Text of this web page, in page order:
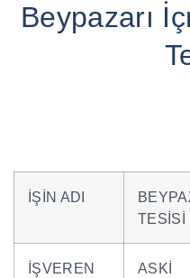
Beypazarı
İŞİN ADI
TESİSİ
İŞVEREN ASKİ